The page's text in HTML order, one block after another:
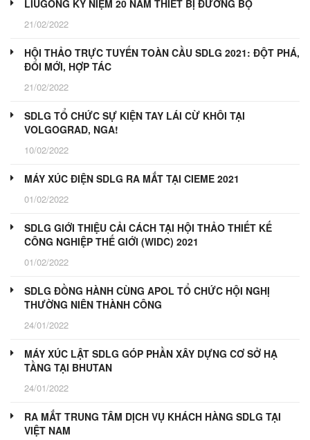
LIUGONG KỶ NIỆM 20 NĂM THIẾT BỊ ĐƯỜNG BỘ
21/02/2022
HỘI THẢO TRỰC TUYẾN TOÀN CẦU SDLG 2021: ĐỘT PHÁ,
ĐỔI MỚI, HỢP TÁC
21/02/2022
SDLG TỔ CHỨC SỰ KIỆN TAY LÁI CỪ KHÔI TẠI
VOLGOGRAD, NGA!
10/02/2022
MÁY XÚC ĐIỆN SDLG RA MẮT TẠI CIEME 2021
01/02/2022
SDLG GIỚI THIỆU CẢI CÁCH TẠI HỘI THẢO THIẾT KẾ
CÔNG NGHIỆP THẾ GIỚI (WIDC) 2021
01/02/2022
SDLG ĐỒNG HÀNH CÙNG APOL TỔ CHỨC HỘI NGHỊ
THƯỜNG NIÊN THÀNH CÔNG
24/01/2022
MÁY XÚC LẬT SDLG GÓP PHẦN XÂY DỰNG CƠ SỞ HẠ
TẦNG TẠI BHUTAN
24/01/2022
RA MẮT TRUNG TÂM DỊCH VỤ KHÁCH HÀNG SDLG TẠI
VIỆT NAM